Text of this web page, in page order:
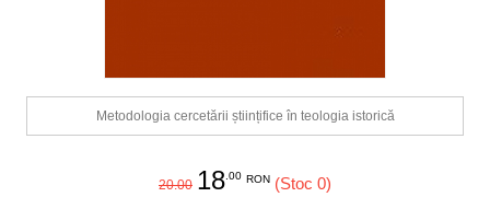
Metodologia cercetării științifice în teologia istorică
20.00 18.00 RON (Stoc 0)